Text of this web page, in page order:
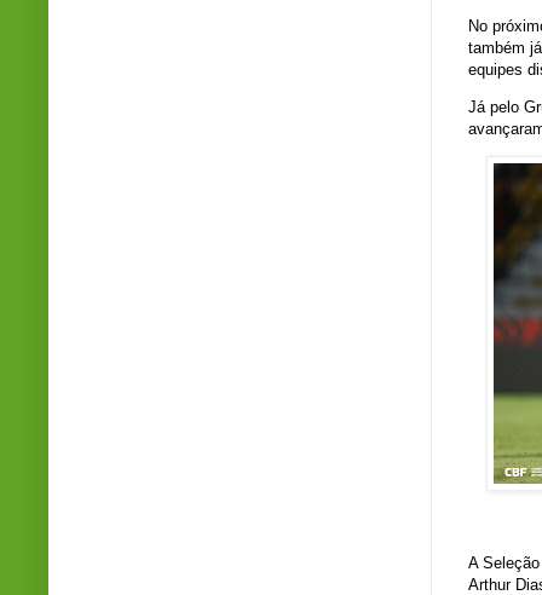
No
também
equipes
Já pelo
A
Arthur